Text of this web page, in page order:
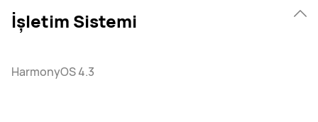
İşletim Sistemi
HarmonyOS 4.3